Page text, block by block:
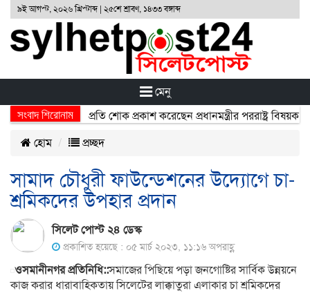
৯ই আগস্ট, ২০২৬ খ্রিস্টাব্দ | ২৫শে শ্রাবণ, ১৪৩৩ বঙ্গাব্দ
মেনু
সংবাদ শিরোনাম
নিহতদের প্রতি শোক প্রকাশ করেছেন প্রধানমন্ত্রীর পররাষ্ট্র বিষয়ক
হোম
প্রচ্ছদ
সামাদ চৌধুরী ফাউন্ডেশনের উদ্যোগে চা-
শ্রমিকদের উপহার প্রদান
সিলেট পোস্ট ২৪ ডেস্ক
প্রকাশিত হয়েছে : ০৫ মার্চ ২০২৩, ১১:১৬ অপরাহ্ণ
ওসমানীনগর প্রতিনিধি::সমাজের পিছিয়ে পড়া জনগোষ্টির সার্বিক উন্নয়নে
কাজ করার ধারাবাহিকতায় সিলেটের লাক্কাতুরা এলাকার চা শ্রমিকদের